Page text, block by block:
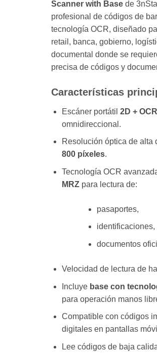
Scanner with Base de
profesional de códigos de
tecnología OCR, diseñado
retail, banca, gobierno,
documental donde se
precisa de códigos y
Características
Escáner portátil 2D + OCR
omnidireccional.
Resolución óptica de alta
800 píxeles.
Tecnología OCR
MRZpara lectura de:
pasaportes,
identificaciones,
documentos
Velocidad de lectura de
Incluye base con
para operación manos
Compatible con códigos
digitales en pantallas
Lee códigos de baja